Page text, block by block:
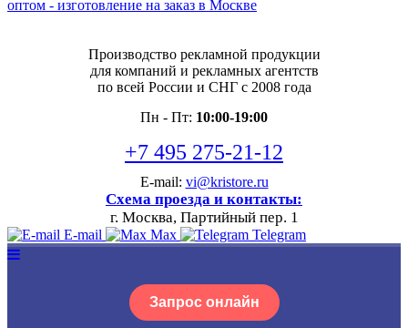
Производство рекламной продукции
для компаний и рекламных агентств
по всей России и СНГ с 2008 года
Пн - Пт: 10:00-19:00
+7 495 275-21-12
E-mail: vi@kristore.ru
Схема проезда и контакты:
г. Москва, Партийный пер. 1
E-mail Max Telegram
Запрос онлайн